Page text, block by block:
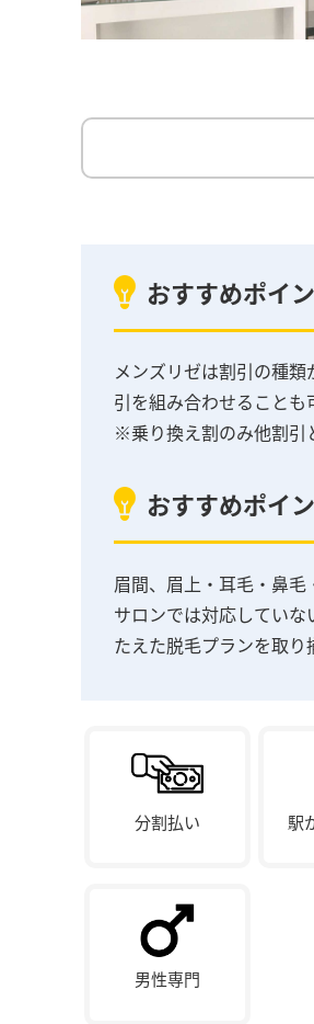
おすすめポイ
メンズリゼは割引の種
引を組み合わせることも
※乗り換え割のみ他割引
おすすめポイ
眉間、眉上・耳毛・鼻
サロンでは対応してい
たえた脱毛プランを取り
分割払い 駅
男性専門